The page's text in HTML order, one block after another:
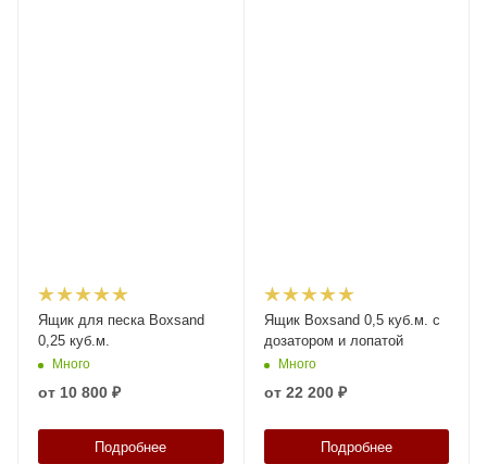
Ящик для песка Boxsand
0,25 куб.м.
Много
от 10 800 ₽
Подробнее
Ящик Boxsand 0,5 куб.м. с
дозатором и лопатой
Много
от 22 200 ₽
Подробнее